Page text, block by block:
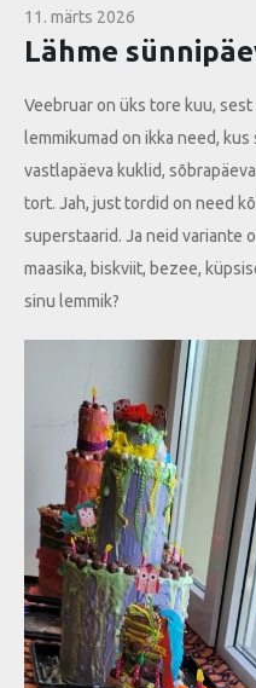
11. märts 2026
Lähme
Veebruar on üks tore kuu,
lemmikumad on ikka need,
vastlapäeva kuklid,
tort. Jah, just tordid on need
superstaarid. Ja neid variante
maasika, biskviit, bezee,
sinu lemmik?